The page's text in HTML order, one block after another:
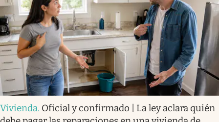
Vivienda. Oficial y confirmado | La ley aclara quién